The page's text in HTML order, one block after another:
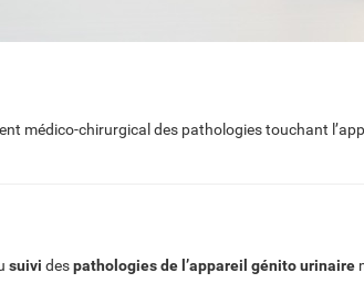
médico-chirurgical des pathologies touchant
suivi despathologies de l’appareil génito urinaire